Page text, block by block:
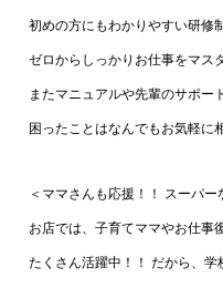
初めの方にもわかりやすい研修
ゼロからしっかりお仕事をマス
またマニュアルや先輩のサポー
困ったことはなんでもお気軽に
＜ママさんも応援！！ スーパー
お店では、子育てママやお仕事
たくさん活躍中！！ だから、学